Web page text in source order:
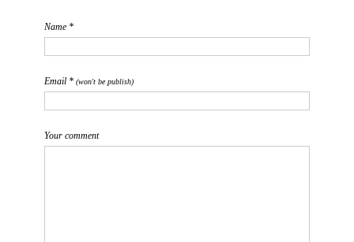
Name *
Email * (won't be publish)
Your comment